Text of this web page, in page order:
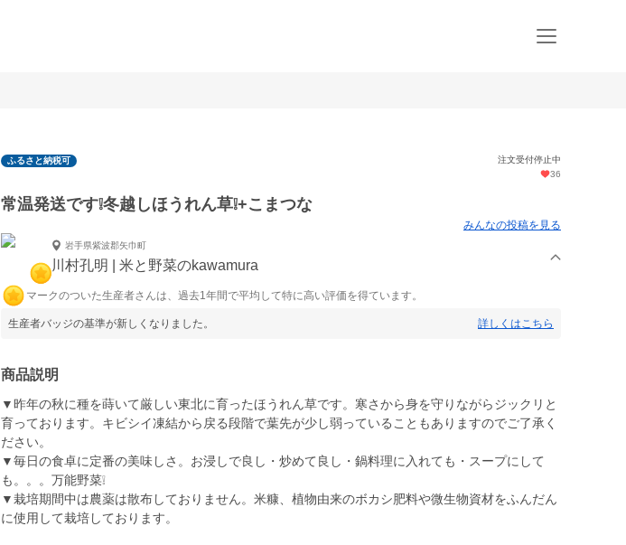
ふるさと納税可
注文受付停止中
36
常温発送です❕冬越しほうれん草❕+こまつな
みんなの投稿を見る
岩手県紫波郡矢巾町
川村孔明 | 米と野菜のkawamura
マークのついた生産者さんは、過去1年間で平均して特に高い評価を得ています。
生産者バッジの基準が新しくなりました。 詳しくはこちら
商品説明
▼昨年の秋に種を蒔いて厳しい東北に育ったほうれん草です。寒さから身を守りながらジックリと
育っております。キビシイ凍結から戻る段階で葉先が少し弱っていることもありますのでご了承く
ださい。
▼毎日の食卓に定番の美味しさ。お浸しで良し・炒めて良し・鍋料理に入れても・スープにして
も。。。万能野菜❕
▼栽培期間中は農薬は散布しておりません。米糠、植物由来のボカシ肥料や微生物資材をふんだん
に使用して栽培しております。